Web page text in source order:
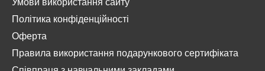
Політика конфіденційності
Оферта
Правила використання подарункового сертифіката